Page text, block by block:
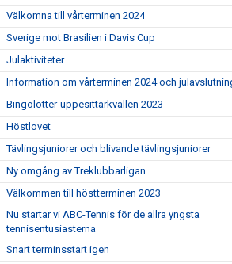
Välkomna till vårterminen 2024
Sverige mot Brasilien i Davis Cup
Julaktiviteter
Information om vårterminen 2024 och
Bingolotter-uppesittarkvällen 2023
Höstlovet
Tävlingsjuniorer och blivande tävlingsjuniorer
Ny omgång av Treklubbarligan
Välkommen till höstterminen 2023
Nu startar vi ABC-Tennis för de allra yngsta
tennisentusiasterna
Snart terminsstart igen